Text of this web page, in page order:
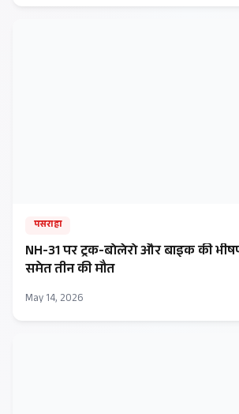
पसराहा
NH-31 पर ट्रक-बोलेरो और बाइक की
समेत तीन की मौत
May 14, 2026